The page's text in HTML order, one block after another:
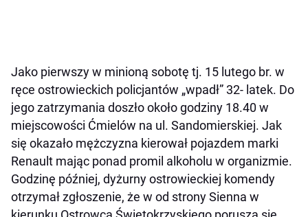
Jako pierwszy w minioną sobotę tj. 15 lutego br. w
ręce ostrowieckich policjantów „wpadł” 32- latek. Do
jego zatrzymania doszło około godziny 18.40 w
miejscowości Ćmielów na ul. Sandomierskiej. Jak
się okazało mężczyzna kierował pojazdem marki
Renault mając ponad promil alkoholu w organizmie.
Godzinę później, dyżurny ostrowieckiej komendy
otrzymał zgłoszenie, że w od strony Sienna w